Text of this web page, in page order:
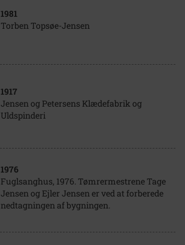
1981
Torben Topsøe-Jensen
1917
Jensen og Petersens Klædefabrik og
Uldspinderi
1976
Fuglsanghus, 1976. Tømrermestrene Tage
Jensen og Ejler Jensen er ved at forberede
nedtagningen af bygningen.